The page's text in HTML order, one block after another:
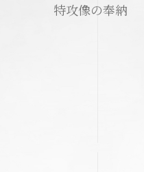
特攻像の奉納